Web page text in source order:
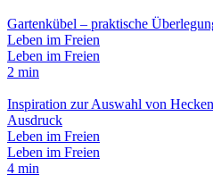
Gartenkübel – praktische
Leben im Freien
Leben im Freien
2 min
Inspiration zur Auswahl von
Ausdruck
Leben im Freien
Leben im Freien
4 min